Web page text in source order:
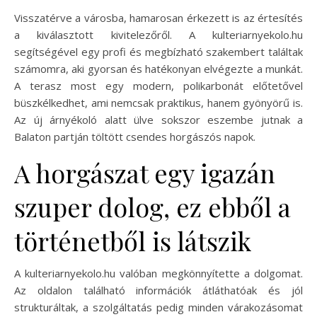
Visszatérve a városba, hamarosan érkezett is az értesítés
a kiválasztott kivitelezőről. A kulteriarnyekolo.hu
segítségével egy profi és megbízható szakembert találtak
számomra, aki gyorsan és hatékonyan elvégezte a munkát.
A terasz most egy modern, polikarbonát előtetővel
büszkélkedhet, ami nemcsak praktikus, hanem gyönyörű is.
Az új árnyékoló alatt ülve sokszor eszembe jutnak a
Balaton partján töltött csendes horgászós napok.
A horgászat egy igazán
szuper dolog, ez ebből a
történetből is látszik
A kulteriarnyekolo.hu valóban megkönnyítette a dolgomat.
Az oldalon található információk átláthatóak és jól
strukturáltak, a szolgáltatás pedig minden várakozásomat